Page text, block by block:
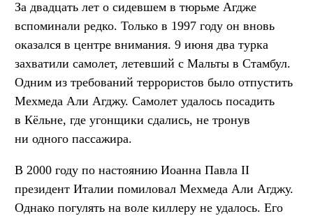
За двадцать лет о сидевшем в тюрьме Агдже
вспоминали редко. Только в 1997 году он вновь
оказался в центре внимания. 9 июня два турка
захватили самолет, летевший с Мальты в Стамбул.
Одним из требований террористов было отпустить
Мехмеда Али Агджу. Самолет удалось посадить
в Кёльне, где угонщики сдались, не тронув
ни одного пассажира.
В 2000 году по настоянию Иоанна Павла II
президент Италии помиловал Мехмеда Али Агджу.
Однако погулять на воле киллеру не удалось. Его